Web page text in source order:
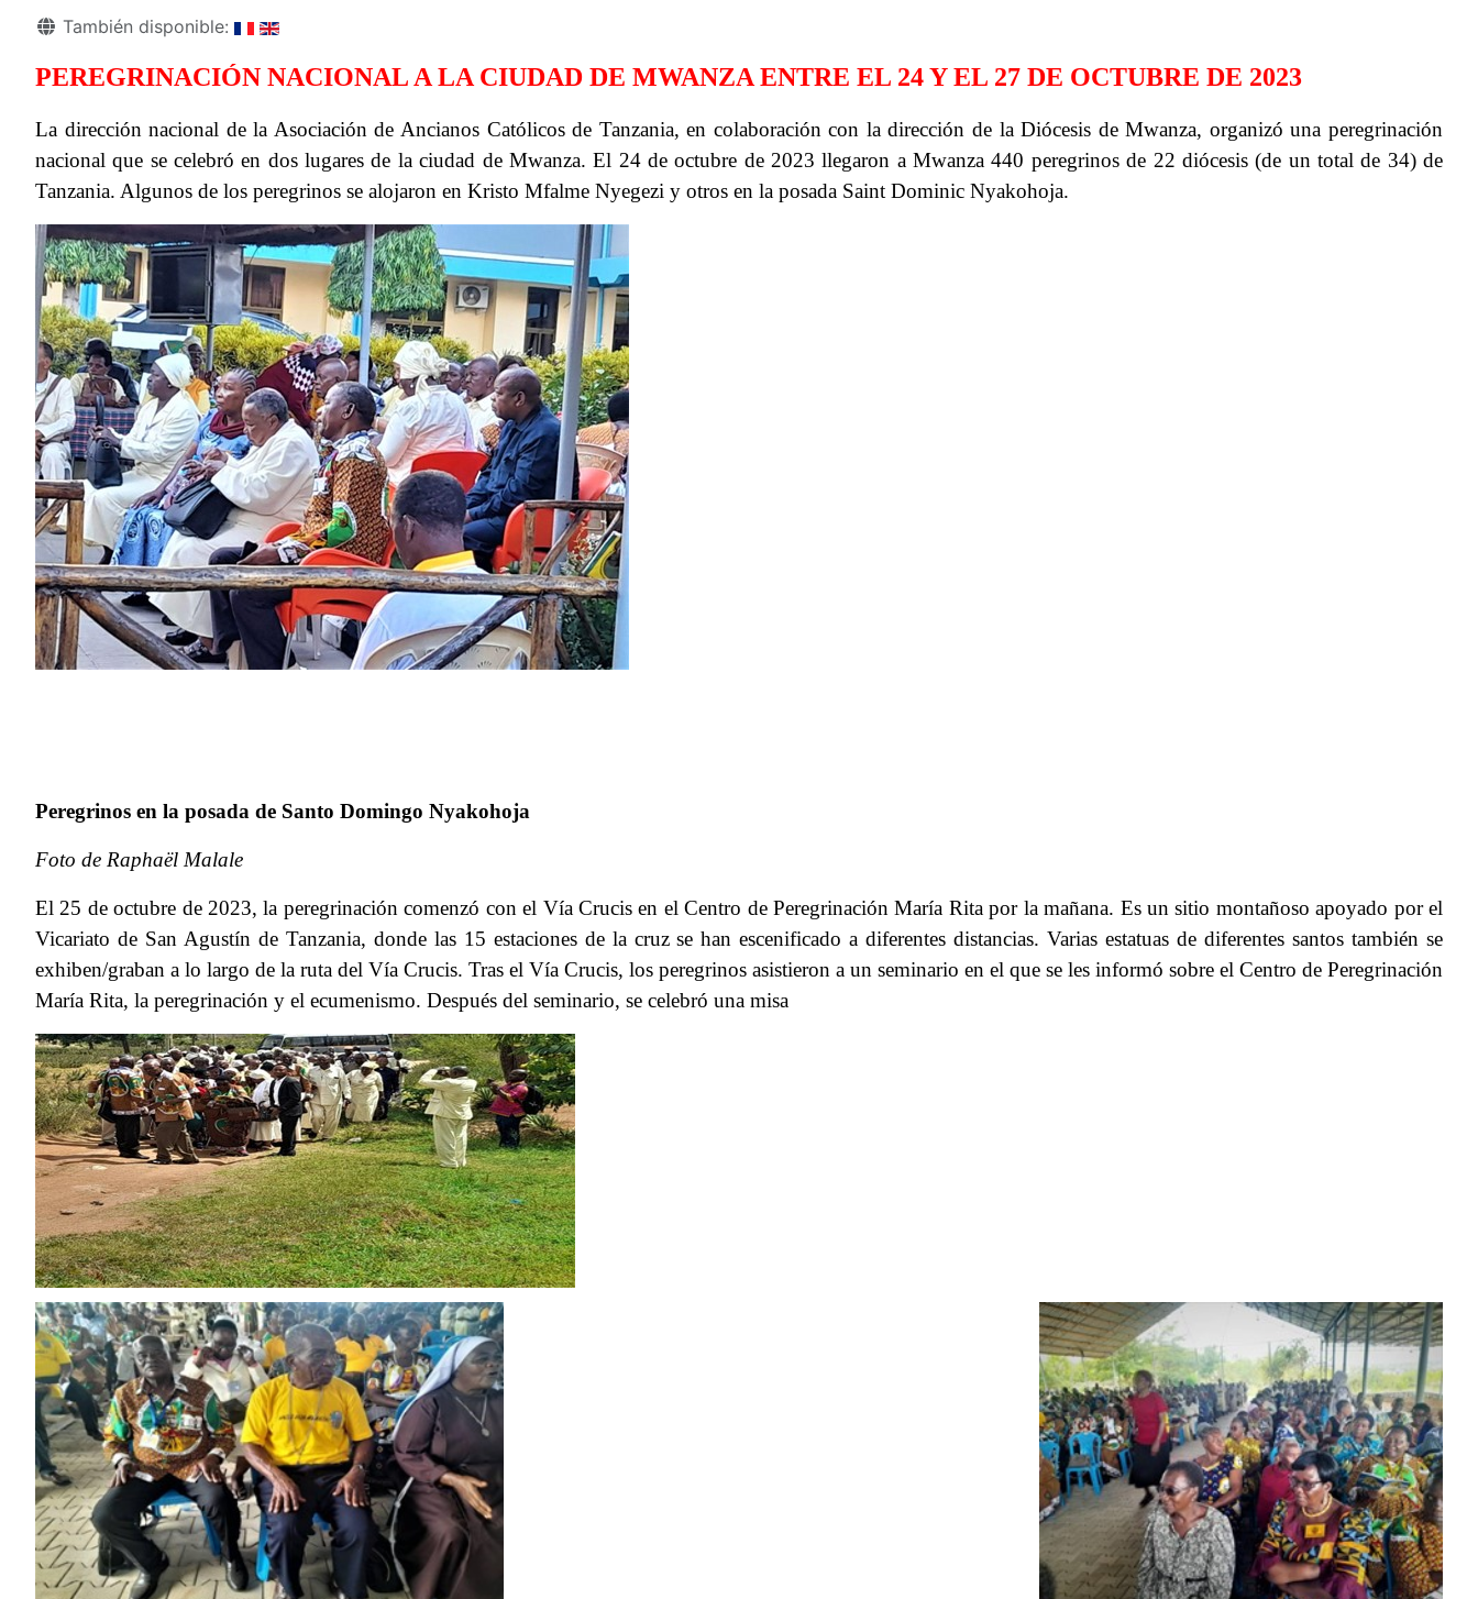
Detalles
También disponible:
PEREGRINACIÓN NACIONAL A LA CIUDAD DE MWANZA ENTRE EL 24 Y EL 27 DE OCTUBRE DE 2023
La dirección nacional de la Asociación de Ancianos Católicos de Tanzania, en colaboración con la dirección de la Diócesis de Mwanza, organizó una peregrinación
nacional que se celebró en dos lugares de la ciudad de Mwanza. El 24 de octubre de 2023 llegaron a Mwanza 440 peregrinos de 22 diócesis (de un total de 34) de
Tanzania. Algunos de los peregrinos se alojaron en Kristo Mfalme Nyegezi y otros en la posada Saint Dominic Nyakohoja.
Peregrinos en la posada de Santo Domingo Nyakohoja
Foto de Raphaël Malale
El 25 de octubre de 2023, la peregrinación comenzó con el Vía Crucis en el Centro de Peregrinación María Rita por la mañana. Es un sitio montañoso apoyado por el
Vicariato de San Agustín de Tanzania, donde las 15 estaciones de la cruz se han escenificado a diferentes distancias. Varias estatuas de diferentes santos también se
exhiben/graban a lo largo de la ruta del Vía Crucis. Tras el Vía Crucis, los peregrinos asistieron a un seminario en el que se les informó sobre el Centro de Peregrinación
María Rita, la peregrinación y el ecumenismo. Después del seminario, se celebró una misa